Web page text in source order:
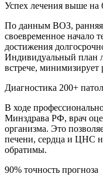
Успех лечения выше на
По данным ВОЗ, ранняя
своевременное начало
достижения
Индивидуальный план
встрече, минимизирует
Диагностика 200+
В ходе
Минздрава РФ, врач
организма. Это
печени, сердца и ЦНС
обратимы.
90% точность прогноза